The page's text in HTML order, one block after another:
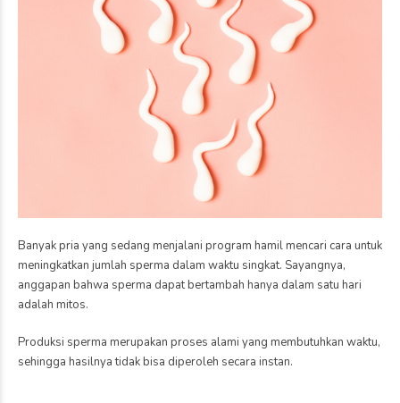
Banyak pria yang sedang menjalani program hamil mencari cara untuk
meningkatkan jumlah sperma dalam waktu singkat. Sayangnya,
anggapan bahwa sperma dapat bertambah hanya dalam satu hari
adalah mitos.
Produksi sperma merupakan proses alami yang membutuhkan waktu,
sehingga hasilnya tidak bisa diperoleh secara instan.